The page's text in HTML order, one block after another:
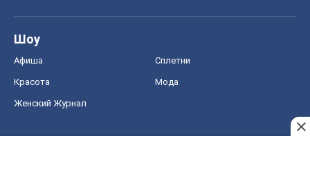
Шоу
Афиша Сплетни
Красота Мода
Женский Журнал